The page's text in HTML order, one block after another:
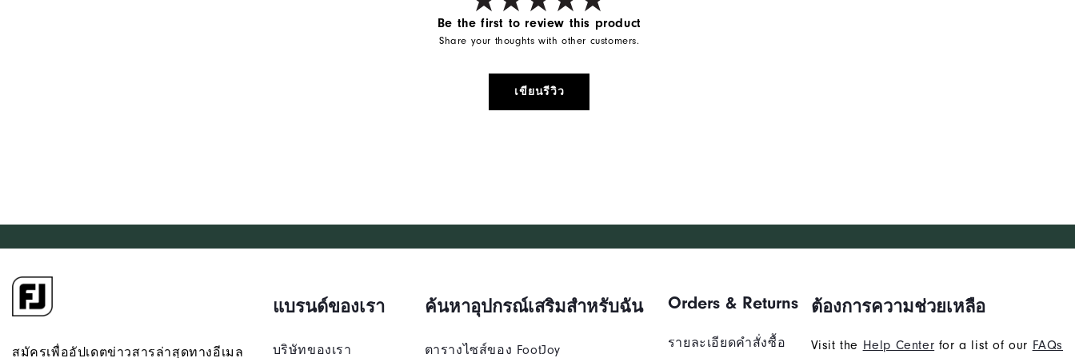
Be the first to review this product
Share your thoughts with other customers.
เขียนรีวิว
สมัครเพื่ออัปเดตข่าวสารล่าสุดทางอีเมล
แบรนด์ของเรา
บริษัทของเรา
ค้นหาอุปกรณ์เสริมสำหรับฉัน
ตารางไซส์ของ FootJoy
Orders & Returns
รายละเอียดคำสั่งซื้อ
ต้องการความช่วยเหลือ
Visit the Help Center for a list of our FAQs